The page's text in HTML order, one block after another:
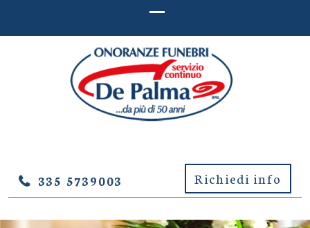
PALMA – LUCERA (FOGGIA)
Richiedi info
335 5739003